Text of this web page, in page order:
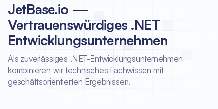
JetBase.io —
Vertrauenswürdiges .NET
Entwicklungsunternehmen
Als zuverlässiges .NET-Entwicklungsunternehmen
kombinieren wir technisches Fachwissen mit
geschäftsorientierten Ergebnissen.